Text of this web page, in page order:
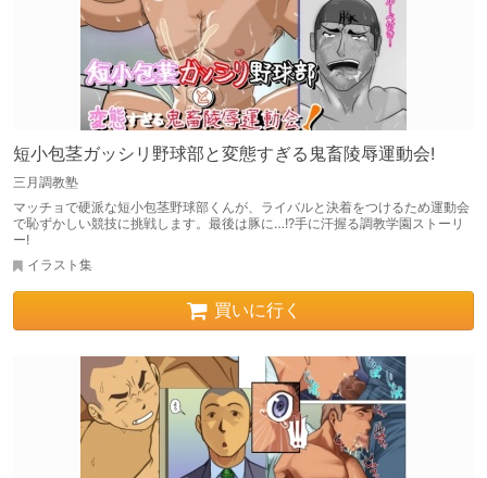
短小包茎ガッシリ野球部と変態すぎる鬼畜陵辱運動会!
三月調教塾
マッチョで硬派な短小包茎野球部くんが、ライバルと決着をつけるため運動会
で恥ずかしい競技に挑戦します。最後は豚に…!?手に汗握る調教学園ストーリ
ー!
イラスト集
買いに行く